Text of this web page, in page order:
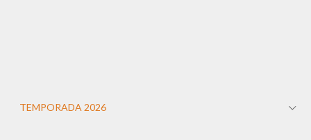
TEMPORADA 2026